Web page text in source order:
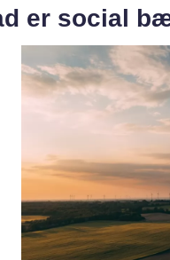
er social